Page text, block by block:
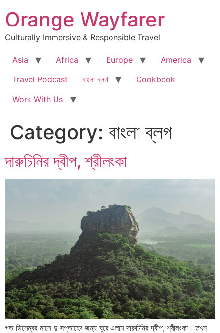
to
content
Orange Wayfarer
Culturally Immersive & Responsible Travel
Asia Africa Europe
America
Travel Podcast
বাংলা ব্লগ
Cookbook
Work With Us
Category: বাংলা ব্লগ
দারুচিনির দ্বীপ, শ্রীলংকা
গত ডিসেম্বর মাসে দু সপ্তাহের জন্য ঘুরে এলাম দারুচিনির দ্বীপ, শ্রীলংকা। তখন